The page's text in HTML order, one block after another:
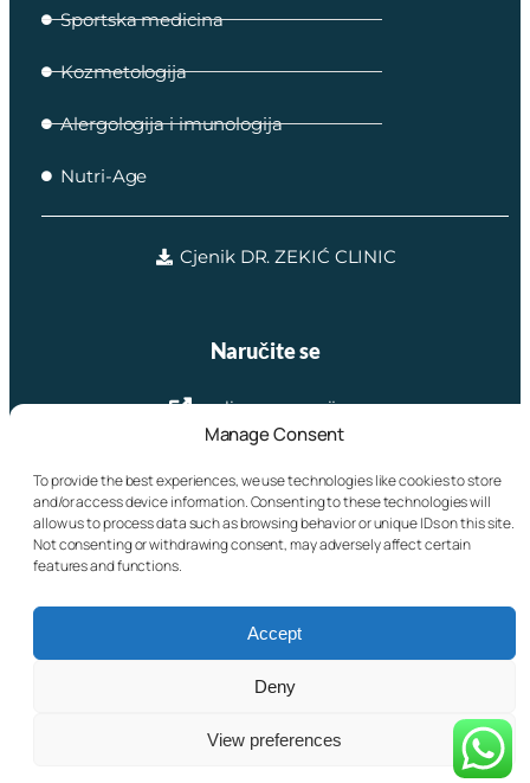
Manage Consent
To provide the best experiences, we use technologies like cookies to store
and/or access device information. Consenting to these technologies will
allow us to process data such as browsing behavior or unique IDs on this site.
Not consenting or withdrawing consent, may adversely affect certain
features and functions.
Accept
Deny
View preferences
Sportska medicina
Kozmetologija
Alergologija i imunologija
Nutri-Age
Cjenik DR. ZEKIĆ CLINIC
Naručite se
online rezervacijom
Putem WhatsAppa: +385 98 763 121
e-mailom na:
09/2024. Dr. Zekić CLINIC d.o.o. Sva prava